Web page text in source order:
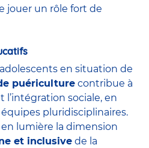
jouer un rôle fort de
en situation de
puériculture contribue à
l’intégration sociale, en
pluridisciplinaires.
lumière la dimension
et inclusive de la